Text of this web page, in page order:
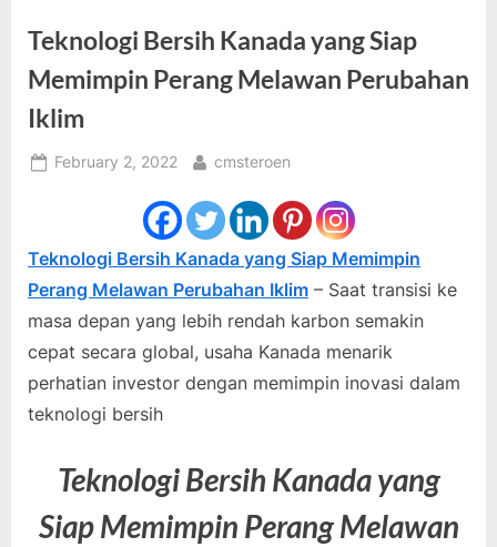
Teknologi Bersih Kanada yang Siap
Memimpin Perang Melawan Perubahan
Iklim
Posted
February 2, 2022 By
cmsteroen
Teknologi Bersih Kanada yang Siap Memimpin
Perang Melawan Perubahan Iklim – Saat transisi ke
masa depan yang lebih rendah karbon semakin
cepat secara global, usaha Kanada menarik
perhatian investor dengan memimpin inovasi dalam
teknologi bersih
Teknologi Bersih Kanada yang
Siap Memimpin Perang Melawan